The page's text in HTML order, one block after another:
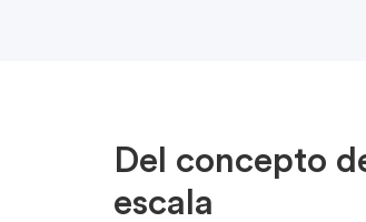
Del concepto
escala